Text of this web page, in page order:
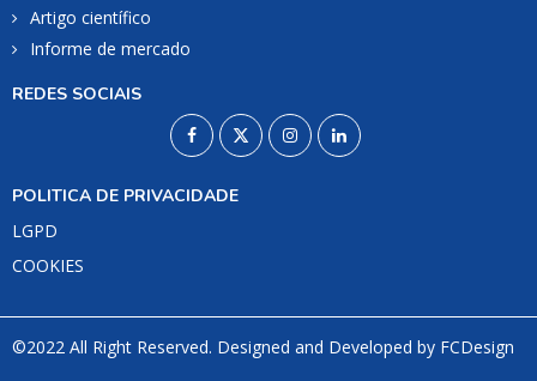
Artigo científico
Informe de mercado
REDES SOCIAIS
POLITICA DE PRIVACIDADE
LGPD
COOKIES
©2022 All Right Reserved. Designed and Developed by FCDesign